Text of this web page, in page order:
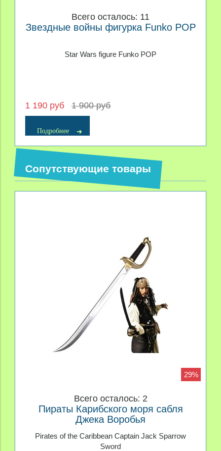
Всего осталось: 11
Звездные войны фигурка Funko POP
Star Wars figure Funko POP
1 190 руб 1 900 руб
Подробнее
Сопутствующие товары
29%
Всего осталось: 2
Пираты Карибского моря сабля
Джека Воробья
Pirates of the Caribbean Captain Jack Sparrow
Sword